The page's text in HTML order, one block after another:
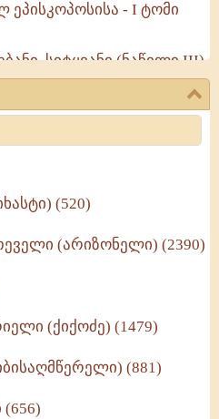
ეპისკოპოსისა - I ტომი
სიტყვანი (ნაწილი III)
რჩევები
ეპისკოპოსისა - II ტომი
სახელმძღვანელო -
(520)
(არიზონელი) (2390)
(ქიქოძე) (1479)
(881)